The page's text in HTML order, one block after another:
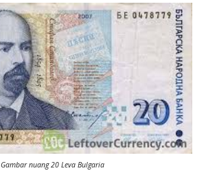
Gambar nuang 20 Leva Bulgaria